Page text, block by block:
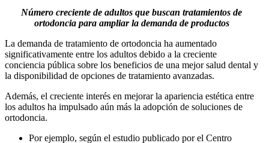
Número creciente de adultos que buscan tratamientos de
ortodoncia para ampliar la demanda de productos
La demanda de tratamiento de ortodoncia ha aumentado
significativamente entre los adultos debido a la creciente
conciencia pública sobre los beneficios de una mejor salud dental y
la disponibilidad de opciones de tratamiento avanzadas.
Además, el creciente interés en mejorar la apariencia estética entre
los adultos ha impulsado aún más la adopción de soluciones de
ortodoncia.
Por ejemplo, según el estudio publicado por el Centro